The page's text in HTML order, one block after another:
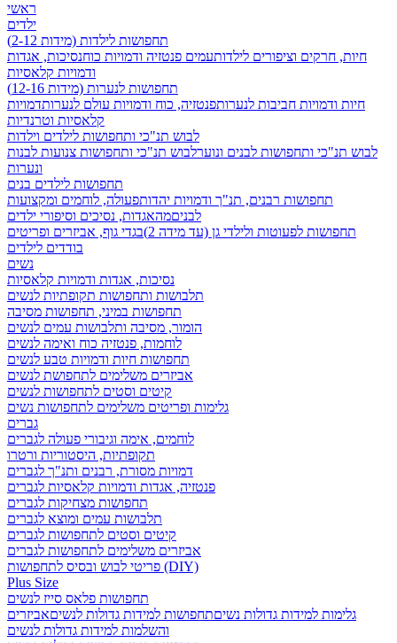
ראשי
ילדים
תחפושות לילדות (מידות 2-12)
חיות, חרקים וציפורים לילדותעמים פנטזיה ודמויות כוחנסיכות, אגדות
ודמויות קלאסיות
תחפושות לנערות (מידות 12-16)
חיות ודמויות חביבות לנערותפנטזיה, כוח ודמויות עולם לנערותדמויות
קלאסיות וטרנדיות
לבוש תנ"כי ותחפושות לילדים וילדות
לבוש תנ"כי ותחפושות לבנים ונוערלבוש תנ"כי ותחפושות צנועות לבנות
ונערות
תחפושות לילדים בנים
תחפושות רבנים, תנ"ך ודמויות יהדותפעולה, לוחמים ומקצועות
לבניםמהאגדות, נסיכים וסיפורי ילדים
תחפושות לפעוטות ולילדי גן (עד מידה 2)
בגדי גוף, אביזרים ופריטים
בודדים לילדים
נשים
נסיכות, אגדות ודמויות קלאסיות
תלבושות ותחפושות תקופתיות לנשים
תחפושות במיני, תחפושות מסיבה
הומור, מסיבה ותלבושות עמים לנשים
לוחמות, פנטזיה כוח ואימה לנשים
תחפושות חיות ודמויות טבע לנשים
אביזרים משלימים לתחפושת לנשים
קיטים וסטים לתחפושות לנשים
גלימות ופריטים משלימים לתחפושות נשים
גברים
לוחמים, אימה וגיבורי פעולה לגברים
תקופתיות, היסטוריות ורטרו
דמויות מסורת, רבנים ותנ"ך לגברים
פנטזיה, אגדות ודמויות קלאסיות לגברים
תחפושות מצחיקות לגברים
תלבושות עמים ומוצא לגברים
קיטים וסטים לתחפושות לגברים
אביזרים משלימים לתחפושות לגברים
פריטי לבוש ובסיס לתחפושות (DIY)
Plus Size
תחפושות פלאס סייז לנשים
גלימות למידות גדולות נשיםתחפושות למידות גדולות לנשיםאביזרים
והשלמות למידות גדולות לנשים